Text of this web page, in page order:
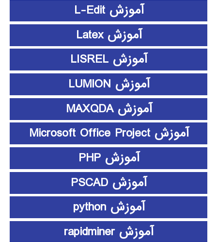
آموزش L-Edit
آموزش Latex
آموزش LISREL
آموزش LUMION
آموزش MAXQDA
آموزش Microsoft Office Project
آموزش PHP
آموزش PSCAD
آموزش python
آموزش rapidminer